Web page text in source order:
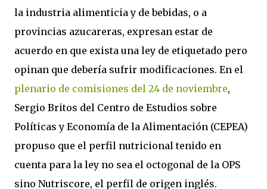
la industria alimenticia y de bebidas, o a
provincias azucareras, expresan estar de
acuerdo en que exista una ley de etiquetado pero
opinan que debería sufrir modificaciones. En el
plenario de comisiones del 24 de noviembre,
Sergio Britos del Centro de Estudios sobre
Políticas y Economía de la Alimentación (CEPEA)
propuso que el perfil nutricional tenido en
cuenta para la ley no sea el octogonal de la OPS
sino Nutriscore, el perfil de origen inglés.